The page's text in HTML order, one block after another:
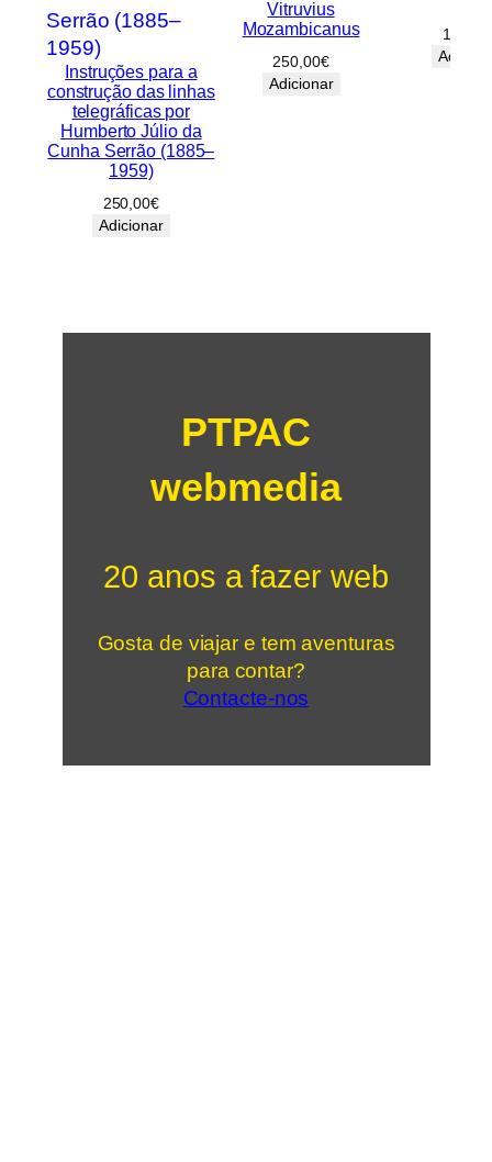
Instruções para a
construção das linhas
telegráficas por
Humberto Júlio da
Cunha Serrão (1885–
1959)
250,00€
Adicionar
Vitruvius
Mozambicanus
250,00€
Adicionar
100,00
PTPAC
webmedia
20 anos a fazer web
Gosta de viajar e tem aventuras
para contar?
Contacte-nos